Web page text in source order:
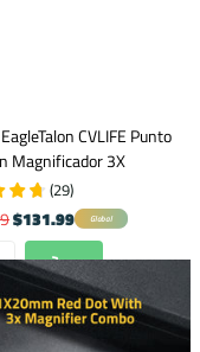
CVLIFE Punto
Magnificador 3X
(29)
$131.99 Global